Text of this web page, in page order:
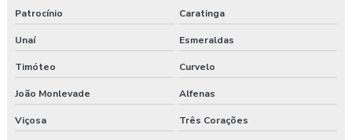
Laudo de ergonomia
Laudo ergonômico e análise ergonômica do trabalho
Laudo ergonômico cadeira
Patrocínio Caratinga
Unaí Esmeraldas
Timóteo Curvelo
João Monlevade Alfenas
Viçosa Três Corações